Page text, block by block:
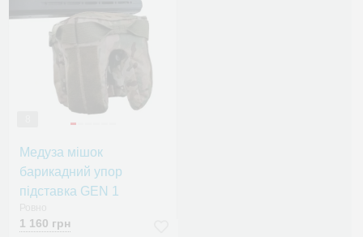
Медуза мішок
барикадний упор
підставка GEN 1
1 160 грн